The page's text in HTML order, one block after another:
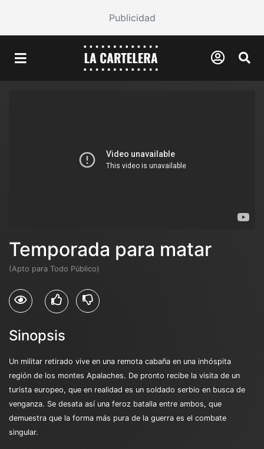
Publicidad
Temporada para matar
(Apto para Todo Público)
Sinopsis
Un militar retirado vive en una remota cabaña en una inhóspita
región de los montes Apalaches. De pronto recibe la visita de un
turista europeo, que en realidad es un soldado serbio en busca de
venganza. Se desata así una feroz batalla entre ambos, que
demuestra que la forma más pura de la guerra es el combate
singular.